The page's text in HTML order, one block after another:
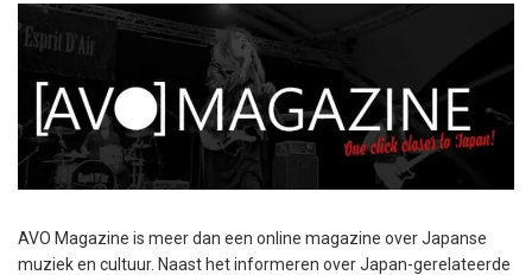
AVO Magazine is meer dan een online magazine over Japanse
muziek en cultuur. Naast het informeren over Japan-gerelateerde